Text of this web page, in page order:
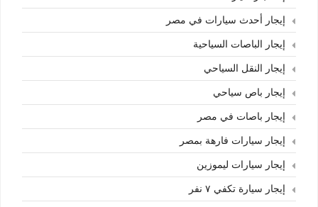
إيجار أحدث سيارات في مصر
إيجار الباصات السياحية
إيجار النقل السياحي
إيجار باص سياحي
إيجار باصات في مصر
إيجار سيارات فارهة بمصر
إيجار سيارات ليموزين
إيجار سيارة تكفي ٧ نفر